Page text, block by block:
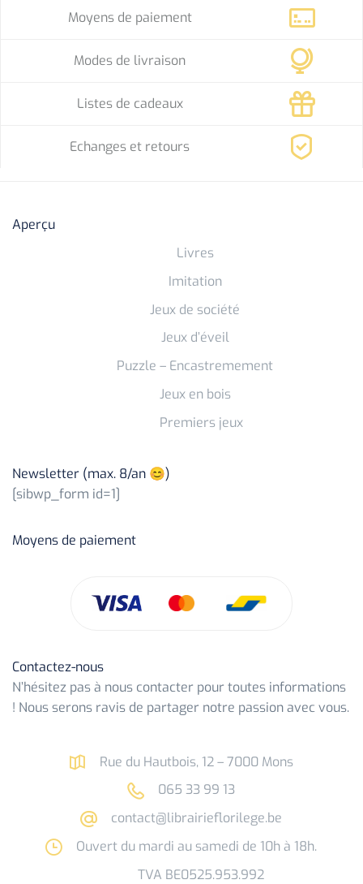
Moyens de paiement
Modes de livraison
Listes de cadeaux
Echanges et retours
Aperçu
Livres
Imitation
Jeux de société
Jeux d’éveil
Puzzle – Encastremement
Jeux en bois
Premiers jeux
Newsletter (max. 8/an 😊)
[sibwp_form id=1]
Moyens de paiement
Contactez-nous
N’hésitez pas à nous contacter pour toutes informations
! Nous serons ravis de partager notre passion avec vous.
Rue du Hautbois, 12 – 7000 Mons
065 33 99 13
contact@librairieflorilege.be
Ouvert du mardi au samedi de 10h à 18h.
TVA BE0525.953.992